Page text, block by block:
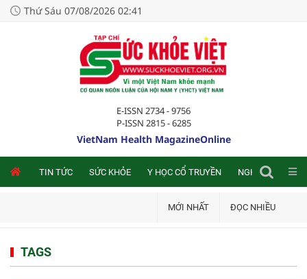
Thứ Sáu 07/08/2026 02:41
E-ISSN 2734 - 9756
P-ISSN 2815 - 6285
VietNam Health MagazineOnline
TIN TỨC SỨC KHỎE Y HỌC CỔ TRUYỀN NGHIÊN CỨU
MỚI NHẤT ĐỌC NHIỀU
TAGS